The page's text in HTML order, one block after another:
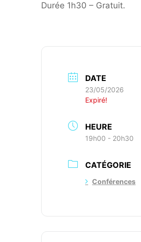
Durée 1h30 – Gratuit.
DATE
23/05/2026
Expiré!
HEURE
19h00 - 20h30
CATÉGORIE
Conférences